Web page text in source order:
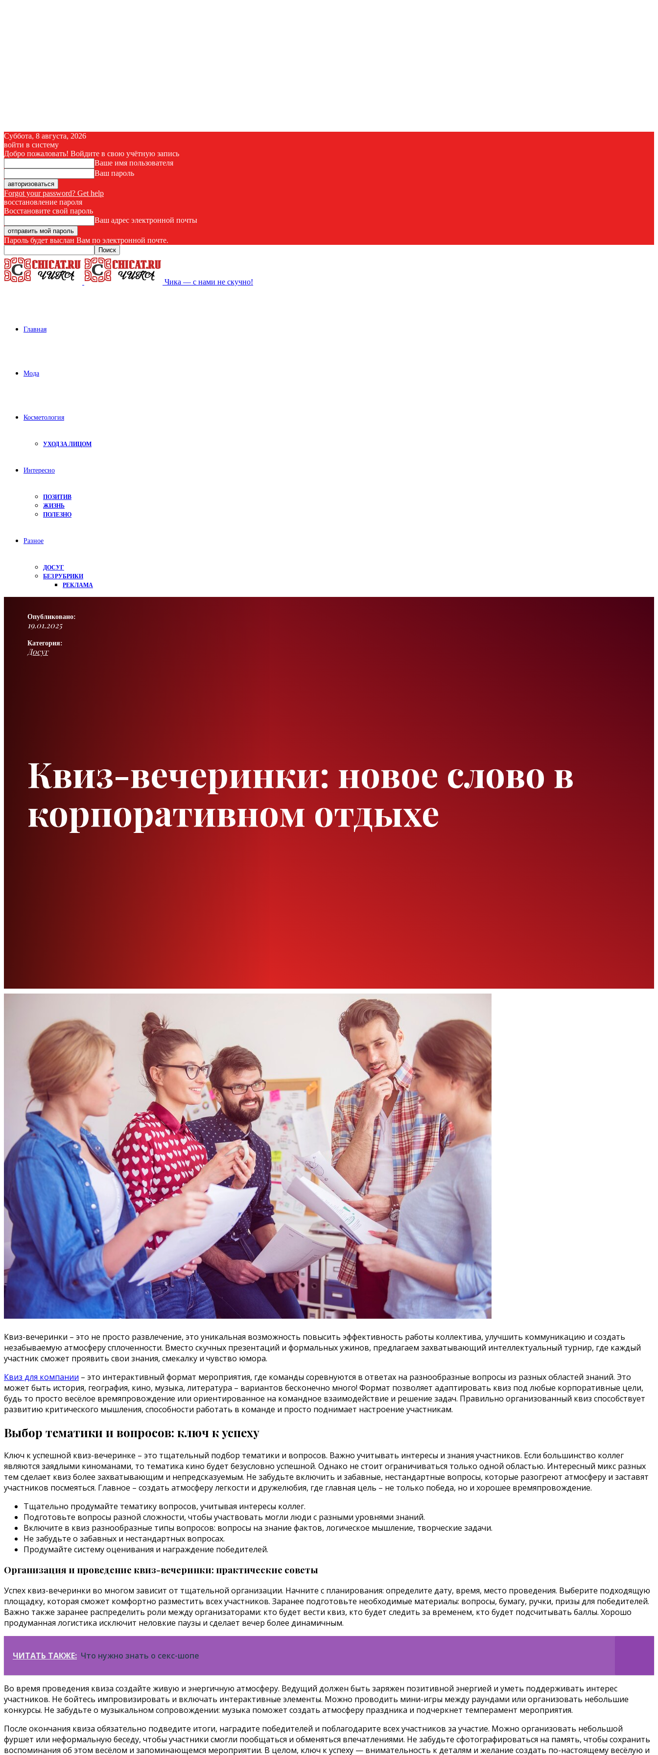
Суббота, 8 августа, 2026
войти в систему
Добро пожаловать! Войдите в свою учётную запись
Ваше имя пользователя
Ваш пароль
Forgot your password? Get help
восстановление пароля
Восстановите свой пароль
Ваш адрес электронной почты
Пароль будет выслан Вам по электронной почте.
Чика — с нами не скучно!
Главная
Мода
Косметология
УХОД ЗА ЛИЦОМ
Интересно
ПОЗИТИВ
ЖИЗНЬ
ПОЛЕЗНО
Разное
ДОСУГ
БЕЗ РУБРИКИ
РЕКЛАМА
Квиз-вечеринки: новое слово в
корпоративном отдыхе
Опубликовано:
19.01.2025
Категория:
Досуг
Квиз-вечеринки – это не просто развлечение, это уникальная возможность повысить эффективность работы коллектива, улучшить коммуникацию и создать
незабываемую атмосферу сплоченности. Вместо скучных презентаций и формальных ужинов, предлагаем захватывающий интеллектуальный турнир, где каждый
участник сможет проявить свои знания, смекалку и чувство юмора.
Квиз для компании – это интерактивный формат мероприятия, где команды соревнуются в ответах на разнообразные вопросы из разных областей знаний. Это
может быть история, география, кино, музыка, литература – вариантов бесконечно много! Формат позволяет адаптировать квиз под любые корпоративные цели,
будь то просто весёлое времяпровождение или ориентированное на командное взаимодействие и решение задач. Правильно организованный квиз способствует
развитию критического мышления, способности работать в команде и просто поднимает настроение участникам.
Выбор тематики и вопросов: ключ к успеху
Ключ к успешной квиз-вечеринке – это тщательный подбор тематики и вопросов. Важно учитывать интересы и знания участников. Если большинство коллег
являются заядлыми киноманами, то тематика кино будет безусловно успешной. Однако не стоит ограничиваться только одной областью. Интересный микс разных
тем сделает квиз более захватывающим и непредсказуемым. Не забудьте включить и забавные, нестандартные вопросы, которые разогреют атмосферу и заставят
участников посмеяться. Главное – создать атмосферу легкости и дружелюбия, где главная цель – не только победа, но и хорошее времяпровождение.
Тщательно продумайте тематику вопросов, учитывая интересы коллег.
Подготовьте вопросы разной сложности, чтобы участвовать могли люди с разными уровнями знаний.
Включите в квиз разнообразные типы вопросов: вопросы на знание фактов, логическое мышление, творческие задачи.
Не забудьте о забавных и нестандартных вопросах.
Продумайте систему оценивания и награждение победителей.
Организация и проведение квиз-вечеринки: практические советы
Успех квиз-вечеринки во многом зависит от тщательной организации. Начните с планирования: определите дату, время, место проведения. Выберите подходящую
площадку, которая сможет комфортно разместить всех участников. Заранее подготовьте необходимые материалы: вопросы, бумагу, ручки, призы для победителей.
Важно также заранее распределить роли между организаторами: кто будет вести квиз, кто будет следить за временем, кто будет подсчитывать баллы. Хорошо
продуманная логистика исключит неловкие паузы и сделает вечер более динамичным.
ЧИТАТЬ ТАКЖЕ: Что нужно знать о секс-шопе
Во время проведения квиза создайте живую и энергичную атмосферу. Ведущий должен быть заряжен позитивной энергией и уметь поддерживать интерес
участников. Не бойтесь импровизировать и включать интерактивные элементы. Можно проводить мини-игры между раундами или организовать небольшие
конкурсы. Не забудьте о музыкальном сопровождении: музыка поможет создать атмосферу праздника и подчеркнет темперамент мероприятия.
После окончания квиза обязательно подведите итоги, наградите победителей и поблагодарите всех участников за участие. Можно организовать небольшой
фуршет или неформальную беседу, чтобы участники смогли пообщаться и обменяться впечатлениями. Не забудьте сфотографироваться на память, чтобы сохранить
воспоминания об этом весёлом и запоминающемся мероприятии. В целом, ключ к успеху — внимательность к деталям и желание создать по-настоящему весёлую и